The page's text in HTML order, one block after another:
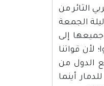
الثائر من
الجمعة
جميعها إلى
لأن قواتنا
الدول من
أينما